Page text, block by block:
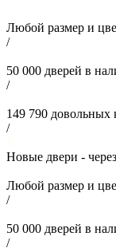
Любой размер и
/
50 000 дверей в
/
149 790 довольных
/
Новые двери - через
Любой размер и
/
50 000 дверей в
/